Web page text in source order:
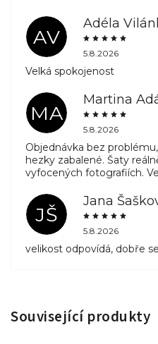
AV
Adéla
5.8.2026
Velká spokojenost
MA
Martina
5.8.2026
Objednávka bez
hezky zabalené. Šaty
vyfocených fotografiích.
JŠ
Jana
5.8.2026
velikost odpovídá, dobře
Související produkty